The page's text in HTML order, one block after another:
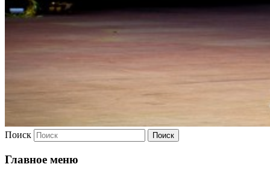
Поиск
Главное меню